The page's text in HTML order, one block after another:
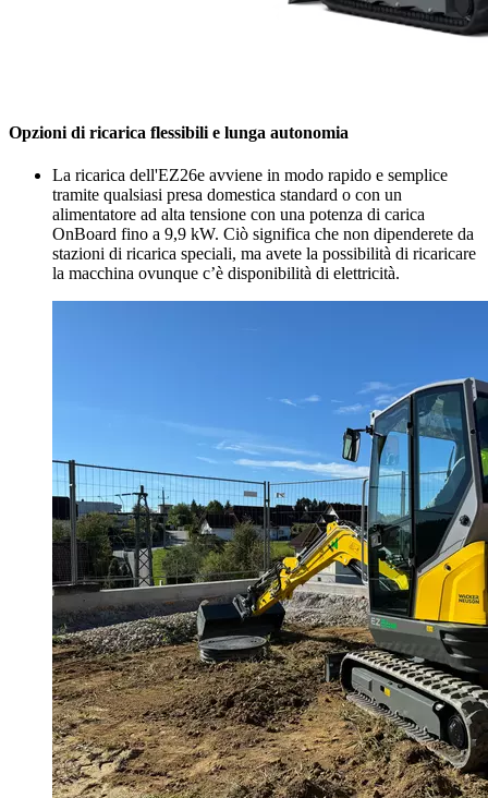
Opzioni di ricarica flessibili e lunga autonomia
La ricarica dell'EZ26e avviene in modo rapido e semplice
tramite qualsiasi presa domestica standard o con un
alimentatore ad alta tensione con una potenza di carica
OnBoard fino a 9,9 kW. Ciò significa che non dipenderete da
stazioni di ricarica speciali, ma avete la possibilità di ricaricare
la macchina ovunque c’è disponibilità di elettricità.